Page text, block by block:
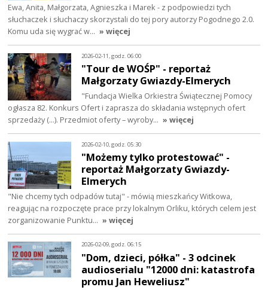
Ewa, Anita, Małgorzata, Agnieszka i Marek - z podpowiedzi tych
słuchaczek i słuchaczy skorzystali do tej pory autorzy Pogodnego 2.0.
Komu uda się wygrać w… » więcej
2026-02-11, godz. 06:00
"Tour de WOŚP" - reportaż
Małgorzaty Gwiazdy-Elmerych
"Fundacja Wielka Orkiestra Świątecznej Pomocy
ogłasza 82. Konkurs Ofert i zaprasza do składania wstępnych ofert
sprzedaży (...). Przedmiot oferty – wyroby… » więcej
2026-02-10, godz. 05:30
"Możemy tylko protestować" -
reportaż Małgorzaty Gwiazdy-
Elmerych
"Nie chcemy tych odpadów tutaj" - mówią mieszkańcy Witkowa,
reagując na rozpoczęte prace przy lokalnym Orliku, których celem jest
zorganizowanie Punktu… » więcej
2026-02-09, godz. 06:15
"Dom, dzieci, półka" - 3 odcinek
audioserialu "12000 dni: katastrofa
promu Jan Heweliusz"